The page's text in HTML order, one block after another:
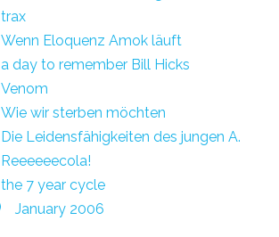
trax
Wenn Eloquenz Amok läuft
a day to remember Bill Hicks
Venom
Wie wir sterben möchten
Die Leidensfähigkeiten des jungen A.
Reeeeeecola!
the 7 year cycle
January 2006